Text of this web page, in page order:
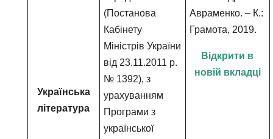
Українська
література
(Постанова
Кабінету
Міністрів України
від 23.11.2011 р.
№ 1392), з
урахуванням
Програми з
української
Авраменко. – К.:
Грамота, 2019.
Відкрити в
новій вкладці